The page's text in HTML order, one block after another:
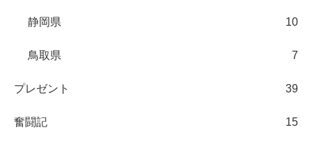
静岡県 10
鳥取県 7
プレゼント 39
奮闘記 15